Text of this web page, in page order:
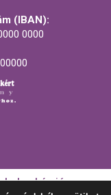
(IBAN):
0000
- Leukémiás